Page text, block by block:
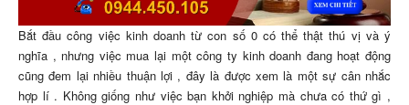
Bắt đầu công việc kinh doanh từ con số 0 có thể thật thú vị và ý
nghĩa , nhưng việc mua lại một công ty kinh doanh đang hoạt động
cũng đem lại nhiều thuận lợi , đây là được xem là một sự cân nhắc
hợp lí . Không giống như việc bạn khởi nghiệp mà chưa có thứ gì ,